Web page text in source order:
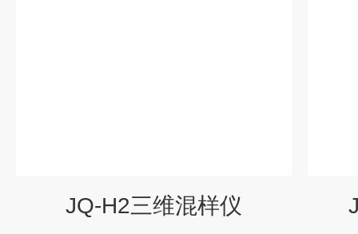
JQ-H2三维混样仪